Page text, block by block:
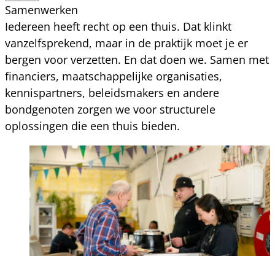
Samenwerken
Iedereen heeft recht op een thuis. Dat klinkt
vanzelfsprekend, maar in de praktijk moet je er
bergen voor verzetten. En dat doen we. Samen met
financiers, maatschappelijke organisaties,
kennispartners, beleidsmakers en andere
bondgenoten zorgen we voor structurele
oplossingen die een thuis bieden.